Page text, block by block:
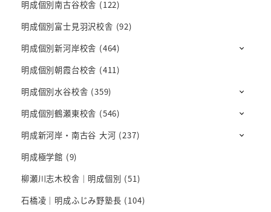
明成個別南古谷校舎 (122)
明成個別富士見羽沢校舎 (92)
明成個別新河岸校舎 (464)
明成個別朝霞台校舎 (411)
明成個別水谷校舎 (359)
明成個別鶴瀬東校舎 (546)
明成新河岸・南古谷 大河 (237)
明成極学館 (9)
柳瀬川志木校舎｜明成個別 (51)
石橋凌｜明成ふじみ野塾長 (104)